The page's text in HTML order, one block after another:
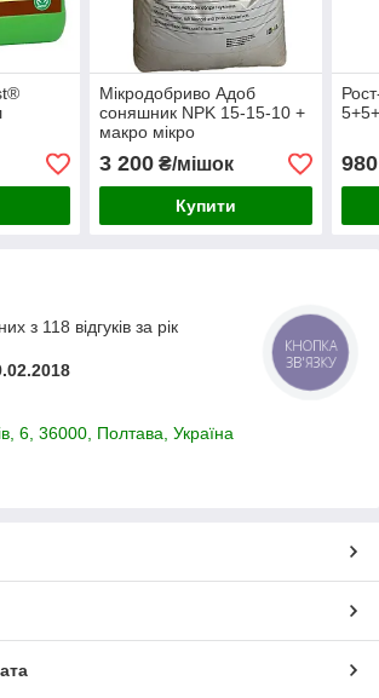
Мікродобриво Адоб
соняшник NPK 15-15-10 +
макро мікро
3 200₴/мішок
Купити
980
з 118 відгуків за рік
6, 36000, Полтава, Україна
КНОПКА
ЗВ'ЯЗКУ